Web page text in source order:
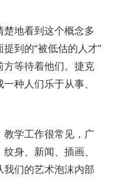
地看到这个概念多
到的“被低估的人才”
方等待着他们。捷克
种人们乐于从事、
教学工作很常见，广
身、新闻、插画、
们的艺术泡沫内部